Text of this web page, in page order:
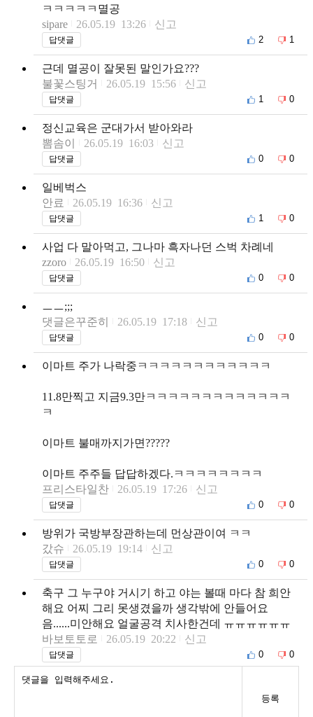
ㅋㅋㅋㅋㅋ멸공
sipare
26.05.19 13:26 신고
답댓글 2 1
근데 멸공이 잘못된 말인가요???
불꽃스팅거
26.05.19 15:56 신고
답댓글 1 0
정신교육은 군대가서 받아와라
뽐솜이
26.05.19 16:03 신고
답댓글 0 0
일베벅스
안료
26.05.19 16:36 신고
답댓글 1 0
사업 다 말아먹고, 그나마 흑자나던 스벅 차례네
zzoro
26.05.19 16:50 신고
답댓글 0 0
ㅡㅡ;;;
댓글은꾸준히
26.05.19 17:18 신고
답댓글 0 0
이마트 주가 나락중ㅋㅋㅋㅋㅋㅋㅋㅋㅋㅋㅋㅋ
11.8만찍고 지금9.3만ㅋㅋㅋㅋㅋㅋㅋㅋㅋㅋㅋㅋㅋ
ㅋ
이마트 불매까지가면?????
이마트 주주들 답답하겠다.ㅋㅋㅋㅋㅋㅋㅋㅋ
프리스타일찬
26.05.19 17:26 신고
답댓글 0 0
방위가 국방부장관하는데 먼상관이여 ㅋㅋ
갔슈
26.05.19 19:14 신고
답댓글 0 0
축구 그 누구야 거시기 하고 야는 볼때 마다 참 희안
해요 어찌 그리 못생겼을까 생각밖에 안들어요
음......미안해요 얼굴공격 치사한건데 ㅠㅠㅠㅠㅠㅠ
바보토토로
26.05.19 20:22 신고
답댓글 0 0
등록